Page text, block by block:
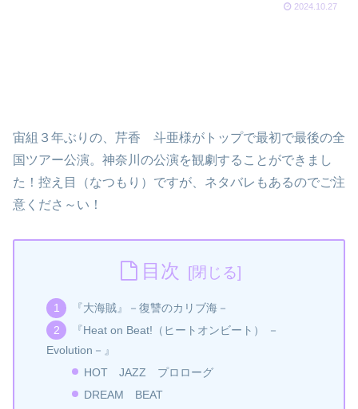
2024.10.27
宙組３年ぶりの、芹香 斗亜様がトップで最初で最後の全
国ツアー公演。神奈川の公演を観劇することができまし
た！控え目（なつもり）ですが、ネタバレもあるのでご注
意くださ～い！
目次
『大海賊』－復讐のカリブ海－
『Heat on Beat!（ヒートオンビート） －
Evolution－』
HOT JAZZ プロローグ
DREAM BEAT